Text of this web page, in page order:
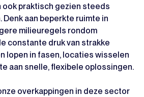
praktisch gezien steeds
aan beperkte ruimte in
milieuregels rondom
constante druk van strakke
lopen in fasen, locaties wisselen
aan snelle, flexibele oplossingen.
overkappingen in deze sector